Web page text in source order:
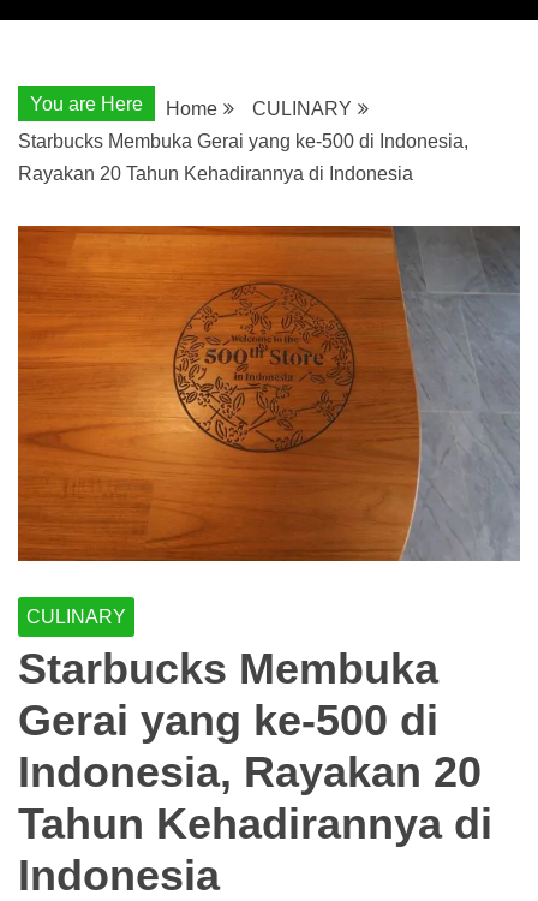
You are Here Home
CULINARY
Starbucks Membuka Gerai yang ke-500 di Indonesia,
Rayakan 20 Tahun Kehadirannya di Indonesia
CULINARY
Starbucks Membuka
Gerai yang ke-500 di
Indonesia, Rayakan 20
Tahun Kehadirannya di
Indonesia